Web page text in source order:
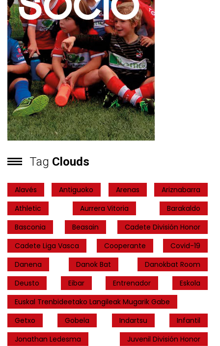
Tag Clouds
Alavés Antiguoko Arenas
Ariznabarra
Athletic
Aurrera Vitoria
Barakaldo
Basconia
Beasain
Cadete División Honor
Cadete Liga Vasca
Cooperante
Covid-19
Danena
Danok Bat
Danokbat Room
Deusto
Eibar Entrenador
Eskola
Euskal Trenbideetako Langileak Mugarik Gabe
Getxo
Gobela Indartsu
Infantil
Jonathan Ledesma
Juvenil División Honor